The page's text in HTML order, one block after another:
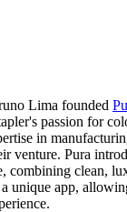
Lima founded
passion for
in
venture. Pura
combining clean,
unique app,